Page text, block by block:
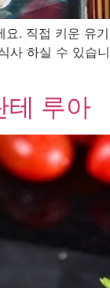
. 직접 키운 유
하실 수 있습
테 루아